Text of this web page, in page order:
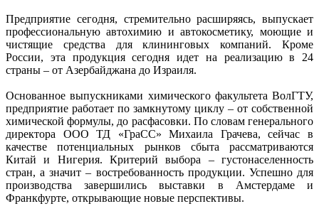
Предприятие сегодня, стремительно расширяясь, выпускает
профессиональную автохимию и автокосметику, моющие и
чистящие средства для клининговых компаний. Кроме
России, эта продукция сегодня идет на реализацию в 24
страны – от Азербайджана до Израиля.
Основанное выпускниками химического факультета ВолГТУ,
предприятие работает по замкнутому циклу – от собственной
химической формулы, до расфасовки. По словам генерального
директора ООО ТД «ГраСС» Михаила Грачева, сейчас в
качестве потенциальных рынков сбыта рассматриваются
Китай и Нигерия. Критерий выбора – густонаселенность
стран, а значит – востребованность продукции. Успешно для
производства завершились выставки в Амстердаме и
Франкфурте, открывающие новые перспективы.